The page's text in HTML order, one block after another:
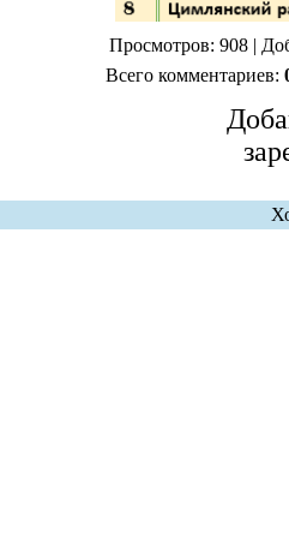
Просмотров: 908 |
Всего комментариев: